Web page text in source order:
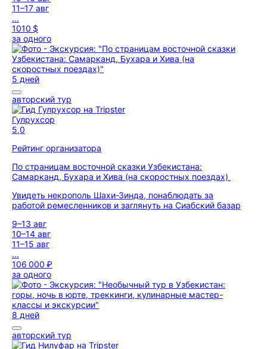
11–17 авг
...
1010 $
за одного
5 дней
авторский тур
Гулрухсор
5,0
Рейтинг организатора
По страницам восточной сказки Узбекистана:
Самарканд, Бухара и Хива (на скоростных поездах)
Увидеть некрополь Шахи-Зинда, понаблюдать за
работой ремесленников и заглянуть на Сиабский базар
9–13 авг
10–14 авг
11–15 авг
...
106 000 ₽
за одного
8 дней
авторский тур